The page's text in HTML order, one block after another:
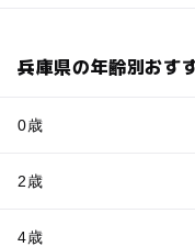
兵庫県の年齢別おす
0歳
2歳
4歳